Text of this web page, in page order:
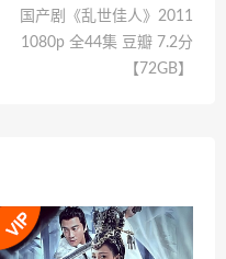
国产剧《乱世佳人》2011
1080p 全44集 豆瓣 7.2分
【72GB】